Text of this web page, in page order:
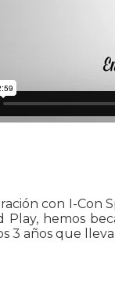
con I-Con
Play, hemos
3 años que